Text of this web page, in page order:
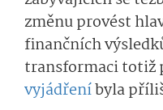
změnu provést
finančních
transformaci totiž
vyjádřeníbyla